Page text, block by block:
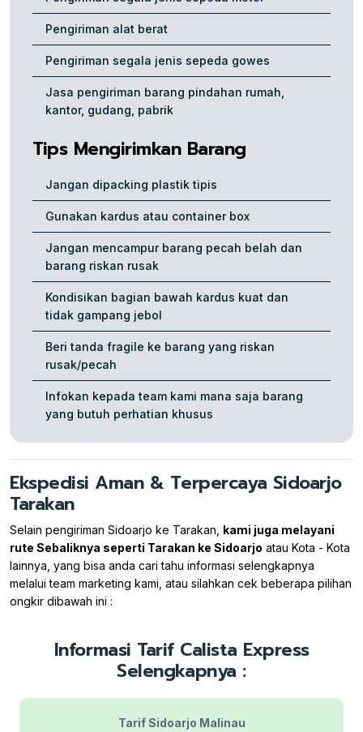
Pengiriman alat berat
Pengiriman segala jenis sepeda gowes
Jasa pengiriman barang pindahan rumah,
kantor, gudang, pabrik
Tips Mengirimkan Barang
Jangan dipacking plastik tipis
Gunakan kardus atau container box
Jangan mencampur barang pecah belah dan
barang riskan rusak
Kondisikan bagian bawah kardus kuat dan
tidak gampang jebol
Beri tanda fragile ke barang yang riskan
rusak/pecah
Infokan kepada team kami mana saja barang
yang butuh perhatian khusus
Ekspedisi Aman & Terpercaya Sidoarjo
Tarakan
Selain pengiriman Sidoarjo ke Tarakan, kami juga melayani
rute Sebaliknya seperti Tarakan ke Sidoarjo atau Kota - Kota
lainnya, yang bisa anda cari tahu informasi selengkapnya
melalui team marketing kami, atau silahkan cek beberapa pilihan
ongkir dibawah ini :
Informasi Tarif Calista Express
Selengkapnya :
Tarif Sidoarjo Malinau